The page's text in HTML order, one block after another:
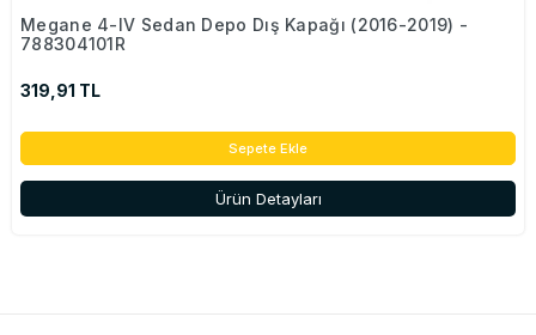
Megane 4-IV Sedan Depo Dış Kapağı (2016-2019) -
788304101R
319,91 TL
Sepete Ekle
Ürün Detayları